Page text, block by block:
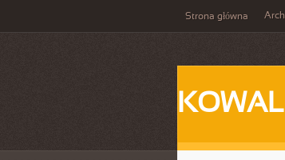
Strona główna
KOWAL